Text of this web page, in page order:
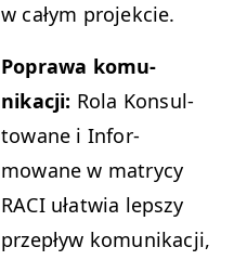
w całym projekcie.
Poprawa komu­
nikacji: Rola Kon­sul­
towane i Infor­
mowane w matrycy
RACIułatwia lep­szy
przepływ komu­nikacji,